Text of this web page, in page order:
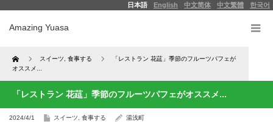
한국어
中文繁體
中文简体
English
日本語
Amazing Yuasa
Home スイーツ 食事する
「レストラン 花莚」季節のフルーツパフェが
オススメ...
「レストラン 花莚」季節のフルーツパフェがオススメ...
2024/4/1 スイーツ 食事する 湯浅町